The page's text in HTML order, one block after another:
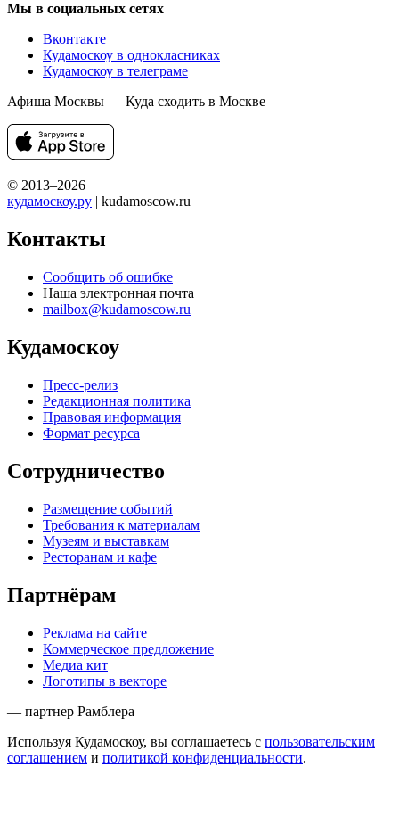
Мы в социальных сетях
Вконтакте
Кудамоскоу в однокласниках
Кудамоскоу в телеграме
Афиша Москвы — Куда сходить в Москве
© 2013–2026
кудамоскоу.ру | kudamoscow.ru
Контакты
Сообщить об ошибке
Наша электронная почта
mailbox@kudamoscow.ru
Кудамоскоу
Пресс-релиз
Редакционная политика
Правовая информация
Формат ресурса
Сотрудничество
Размещение событий
Требования к материалам
Музеям и выставкам
Ресторанам и кафе
Партнёрам
Реклама на сайте
Коммерческое предложение
Медиа кит
Логотипы в векторе
— партнер Рамблера
Используя Кудамоскоу, вы соглашаетесь с пользовательским
соглашением и политикой конфиденциальности.